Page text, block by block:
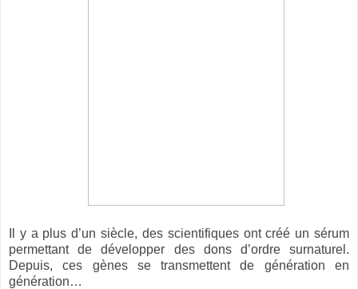
Il y a plus d’un siècle, des scientifiques ont créé un sérum
permettant de développer des dons d’ordre surnaturel.
Depuis, ces gènes se transmettent de génération en
génération…